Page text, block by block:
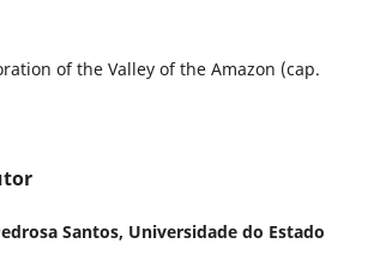
of the Valley of the Amazon (cap.
Santos, Universidade do Estado